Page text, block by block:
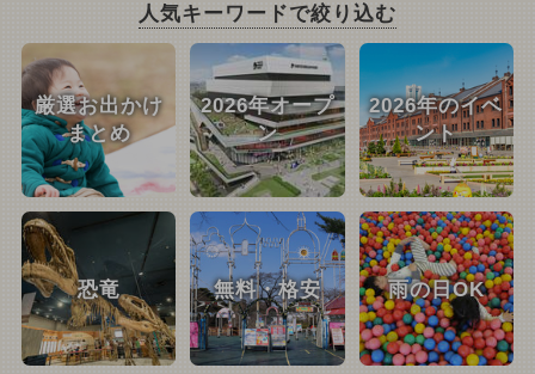
人気キーワードで絞り込む
厳選お出かけ
まとめ
2026年オープ
ン
2026年のイベ
ント
恐竜 無料・格安 雨の日OK